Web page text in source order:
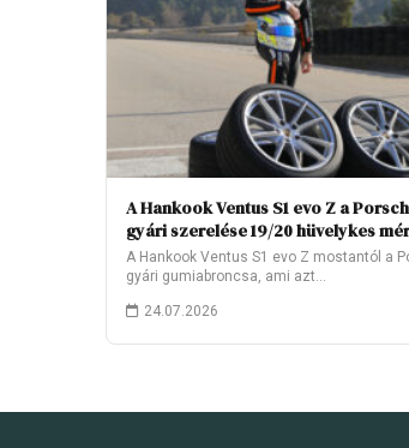
A Hankook Ventus S1 evo Z a
gyári szerelése 19/20 hüvelykes
A Hankook Ventus S1 evo Z mostantól a
gyári gumiabroncsa, ami azt…
24.07.2026